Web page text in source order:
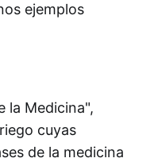
ejemplos
la Medicina",
cuyas
de la medicina